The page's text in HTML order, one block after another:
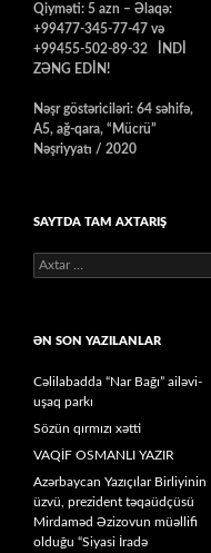
Qiyməti: 5 azn – Əlaqə:
+99477-345-77-47 və
+99455-502-89-32 İNDİ
ZƏNG EDİN!
Nəşr göstəriciləri: 64 səhifə,
A5, ağ-qara, “Mücrü”
Nəşriyyatı / 2020
SAYTDA TAM AXTARIŞ
Axtarış:
ƏN SON YAZILANLAR
Cəlilabadda “Nar Bağı” ailəvi-
uşaq parkı
Sözün qırmızı xətti
VAQİF OSMANLI YAZIR
Azərbaycan Yazıçılar Birliyinin
üzvü, prezident təqaüdçüsü
Mirdaməd Əzizovun müəllifi
olduğu “Siyasi İradə